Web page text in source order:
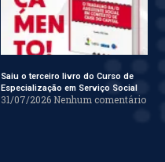
Saiu o terceiro livro do Curso de
Especialização em Serviço Social
31/07/2026 Nenhum comentário